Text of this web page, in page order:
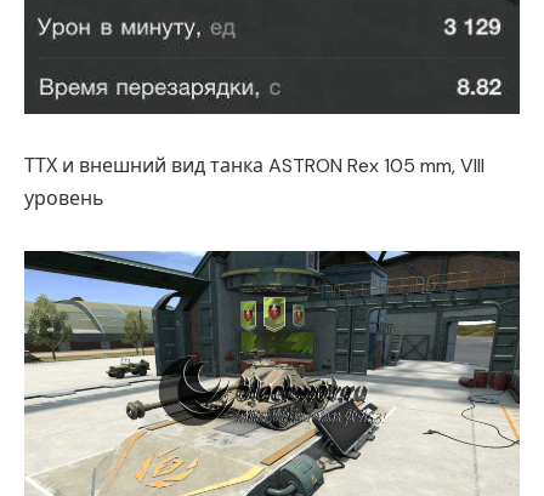
ТТХ и внешний вид танка ASTRON Rex 105 mm, VIII
уровень